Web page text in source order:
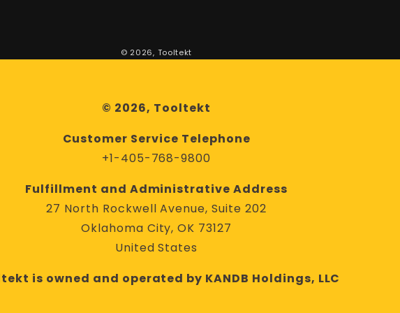
© 2026, Tooltekt
© 2026, Tooltekt
Customer Service Telephone
+1-405-768-9800
Fulfillment and Administrative Address
27 North Rockwell Avenue, Suite 202
Oklahoma City, OK 73127
United States
is owned and operated by KANDB Holdings, LLC